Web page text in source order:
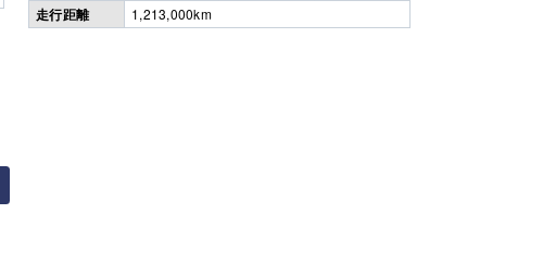
走行距離 1,213,000km